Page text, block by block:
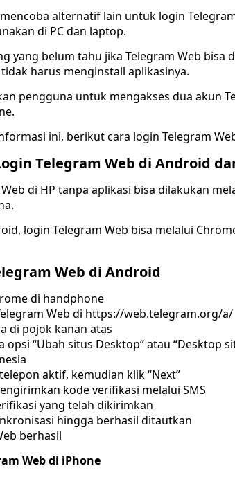
alternatif lain untuk login
di PC dan laptop.
yang belum tahu jika Telegram Web bisa
harus menginstall aplikasinya.
pengguna untuk mengakses dua akun
ini, berikut cara login Telegram
Telegram Web di Android
di HP tanpa aplikasi bisa dilakukan
login Telegram Web bisa melalui
Web di Android
di handphone
Web di https://web.telegram.org/a/
di pojok kanan atas
opsi “Ubah situs Desktop” atau “Desktop
aktif, kemudian klik “Next”
kode verifikasi melalui SMS
yang telah dikirimkan
hingga berhasil ditautkan
berhasil
Web di iPhone